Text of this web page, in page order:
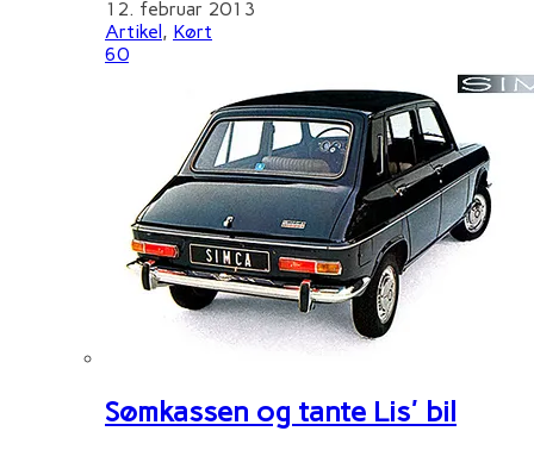
12. februar 2013
Artikel, Kørt
60
Sømkassen og tante Lis' bil